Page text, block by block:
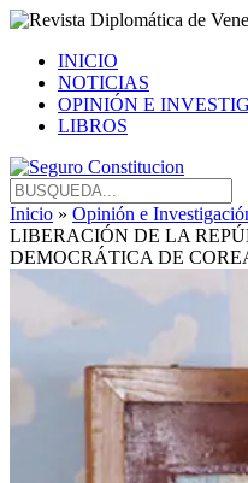
INICIO
NOTICIAS
OPINIÓN E
LIBROS
Inicio » Opinión e
LIBERACIÓN DE LA
DEMOCRÁTICA DE